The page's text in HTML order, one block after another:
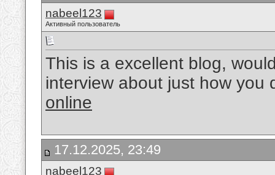
nabeel123
Активный пользователь
This is a excellent blog,
interview about just how
online
17.12.2025, 23:49
nabeel123